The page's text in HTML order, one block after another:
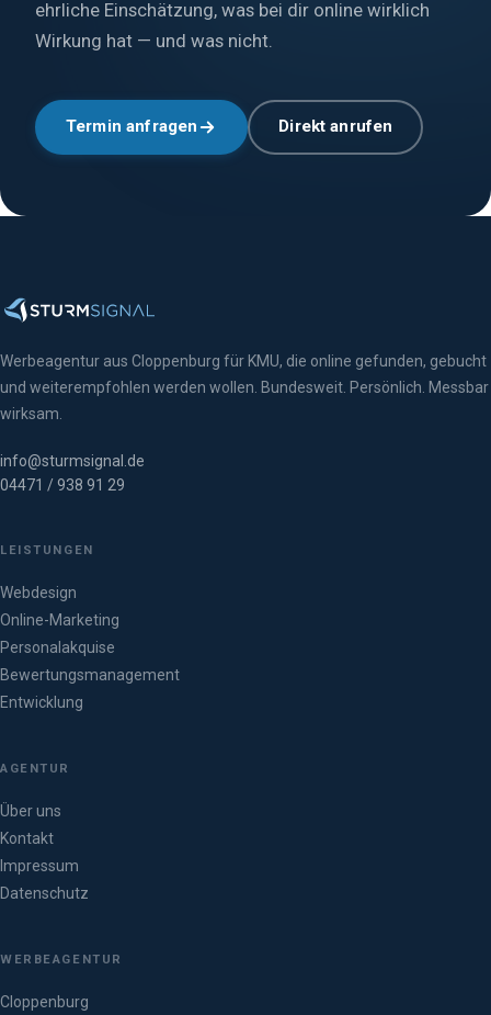
ehrliche Einschätzung, was bei dir online wirklich
Wirkung hat — und was nicht.
Termin anfragen Direkt anrufen
Werbeagentur aus Cloppenburg für KMU, die online gefunden, gebucht
und weiterempfohlen werden wollen. Bundesweit. Persönlich. Messbar
wirksam.
info@sturmsignal.de
04471 / 938 91 29
LEISTUNGEN
Webdesign
Online-Marketing
Personalakquise
Bewertungsmanagement
Entwicklung
AGENTUR
Über uns
Kontakt
Impressum
Datenschutz
WERBEAGENTUR
Cloppenburg